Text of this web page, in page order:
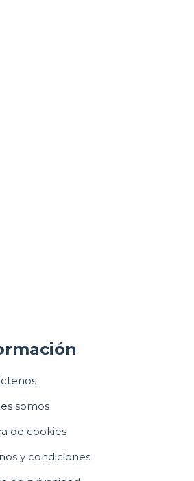
somos
de cookies
y condiciones